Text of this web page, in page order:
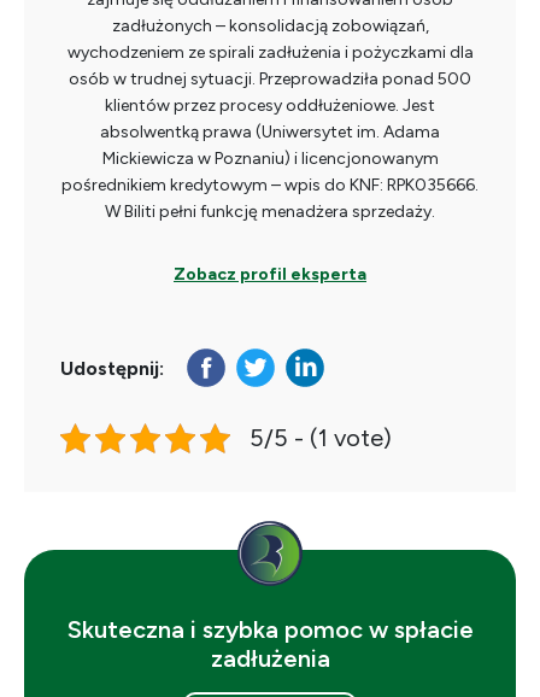
zadłużonych – konsolidacją zobowiązań,
wychodzeniem ze spirali zadłużenia i pożyczkami dla
osób w trudnej sytuacji. Przeprowadziła ponad 500
klientów przez procesy oddłużeniowe. Jest
absolwentką prawa (Uniwersytet im. Adama
Mickiewicza w Poznaniu) i licencjonowanym
pośrednikiem kredytowym – wpis do KNF: RPK035666.
W Biliti pełni funkcję menadżera sprzedaży.
Zobacz profil eksperta
Udostępnij:
5/5 - (1 vote)
Skuteczna i szybka pomoc w spłacie
zadłużenia